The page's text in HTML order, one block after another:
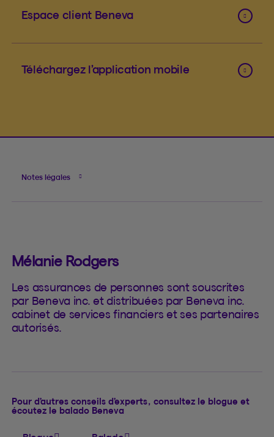
Espace client Beneva
Téléchargez l’application mobile
Notes légales
Mélanie Rodgers
Les assurances de personnes sont souscrites
par Beneva inc. et distribuées par Beneva inc.
cabinet de services financiers et ses partenaires
autorisés.
Pour d’autres conseils d’experts, consultez le blogue et
écoutez le balado Beneva